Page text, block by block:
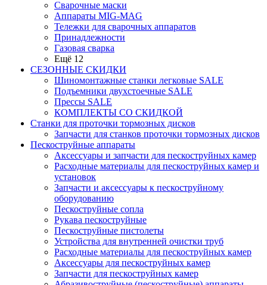
Сварочные маски
Аппараты MIG-MAG
Тележки для сварочных аппаратов
Принадлежности
Газовая сварка
Ещё 12
СЕЗОННЫЕ СКИДКИ
Шиномонтажные станки легковые SALE
Подъемники двухстоечные SALE
Прессы SALE
КОМПЛЕКТЫ СО СКИДКОЙ
Станки для проточки тормозных дисков
Запчасти для станков проточки тормозных дисков
Пескоструйные аппараты
Аксессуары и запчасти для пескоструйных камер
Расходные материалы для пескоструйных камер и
установок
Запчасти и аксессуары к пескоструйному
оборудованию
Пескоструйные сопла
Рукава пескоструйные
Пескоструйные пистолеты
Устройства для внутренней очистки труб
Расходные материалы для пескоструйных камер
Аксессуары для пескоструйных камер
Запчасти для пескоструйных камер